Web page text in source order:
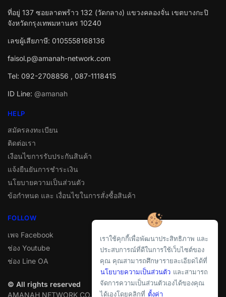
ที่อยู่ 137 ซอยลาดพร้าว 132 (วัดกลาง) แขวงคลองจั่น เขตบางกะปิ
จังหวัดกรุงเทพมหานคร 10240
เลขผู้เสียภาษี: 0105558168136
faisol.p@amanah-network.com
Tel: 092-2708856 , 087-1118415
ID Line: @amanah
HELP
สมัครลงทะเบียน
ติดต่อเรา
เงือนไขการรับประกันสินค้า
แจ้งยืนยันการชำระเงิน
นโยบายความเป็นส่วนตัว
ข้อกำหนด และ เงื่อนไขในการสั่งซื้อสินค้า
FOLLOW
เพจ Facebook
ช่อง Youtube
ช่อง Line OA
© All rights reserved
AMANAH NETWORK CO.,LTD
เราใช้คุกกี้เพื่อพัฒนาประสิทธิภาพ และ
ประสบการณ์ที่ดีในการใช้เว็บไซต์ของ
คุณ คุณสามารถศึกษารายละเอียดได้ที่
นโยบายความเป็นส่วนตัว และสามารถ
จัดการความเป็นส่วนตัวเองได้ของคุณ
ได้เองโดยคลิกที่ ตั้งค่า